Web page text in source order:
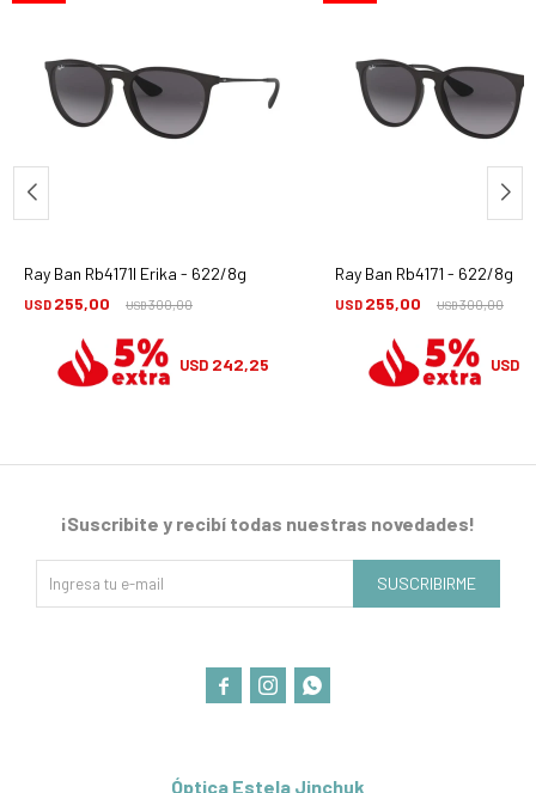
Ray Ban Rb4171l Erika - 622/8g
USD 255,00 USD300,00
USD 242,25
Ray Ban Rb4171 - 622/8g
USD 255,00 USD300,00
USD
Óptica Estela Jinchuk
¡Suscribite y recibí todas nuestras novedades!
SUSCRIBIRME
  